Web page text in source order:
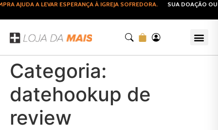
AJUDA A LEVAR ESPERANÇA À IGREJA SOFREDORA. SUA DOAÇÃO OU
Categoria:
datehookup de
review